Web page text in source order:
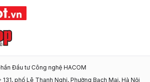
Đầu tư Công nghệ HACOM
131, phố Lê Thanh Nghị, Phường Bạch Mai, Hà Nội